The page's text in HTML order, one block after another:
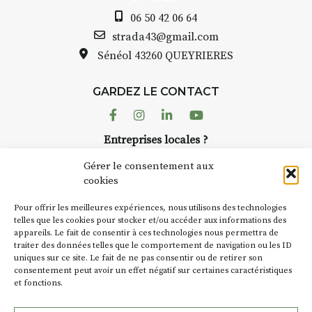
Gérer le consentement aux
cookies
Pour offrir les meilleures expériences, nous utilisons des technologies
telles que les cookies pour stocker et/ou accéder aux informations des
appareils. Le fait de consentir à ces technologies nous permettra de
traiter des données telles que le comportement de navigation ou les ID
uniques sur ce site. Le fait de ne pas consentir ou de retirer son
consentement peut avoir un effet négatif sur certaines caractéristiques
et fonctions.
Auzon…
Bernard TURLE Le Fumoir n’est
pas une galerie permanente.
AuzonToujours organise
dans le village. Des artistes et
caves, les granges d’Auzon. Le
Fumoir est l’un de ces espaces
d’autres activités culturelles de
la Petite Cité de Caractère. Par
exemple, l’installationCochon
Charbons’inscrit comme en
« off » du festival d’Auzon 2026
06 50 42 06 64
strada43@gmail.com
Sénéol 43260 QUEYRIERES
GARDEZ LE CONTACT
FacebookInstagram
LinkedinYoutube
Entreprises locales ?
Suivez toute l'actu de Strada